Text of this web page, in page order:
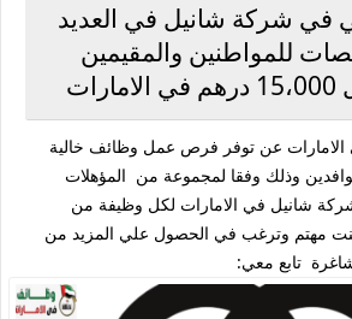
في شركة شانيل في العديد
للمواطنين والمقيمين
عن توفر فرص عمل وظائف خالية
وذلك وفقا لمجموعة من المؤهلات
شانيل في الامارات لكل وظيفة من
مهتم وترغب في الحصول علي المزيد من
تابع معي: